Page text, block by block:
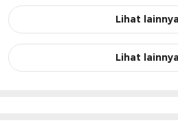
Lihat lainnya
Lihat lainnya